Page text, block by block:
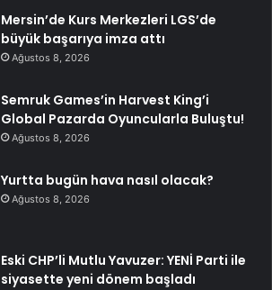
Mersin’de Kurs Merkezleri LGS’de
büyük başarıya imza attı
Ağustos 8, 2026
Semruk Games’in Harvest King’i
Global Pazarda Oyuncularla Buluştu!
Ağustos 8, 2026
Yurtta bugün hava nasıl olacak?
Ağustos 8, 2026
Eski CHP’li Mutlu Yavuzer: YENİ Parti ile
siyasette yeni dönem başladı